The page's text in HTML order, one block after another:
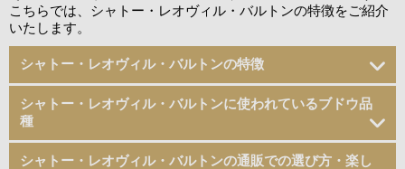
こちらでは、シャトー・レオヴィル・バルトンの特徴をご紹介
いたします。
シャトー・レオヴィル・バルトンの特徴
シャトー・レオヴィル・バルトンに使われているブドウ品
種
シャトー・レオヴィル・バルトンの通販での選び方・楽し